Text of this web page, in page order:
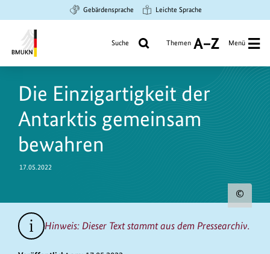
Hauptinhalt
springen
Suche
springen
Hauptnavigation
springen
Gebärdensprache Leichte Sprache
Umwelt,
Naturschutz
und
nukleare
Sicherheit
Suche Themen
A
Z
Menü
Die Einzigartigkeit der
Antarktis gemeinsam
bewahren
17.05.2022
zum
Hinweis: Dieser Text stammt aus dem Pressearchiv.